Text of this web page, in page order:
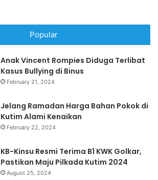
Popular
Anak Vincent Rompies Diduga Terlibat
Kasus Bullying di Binus
February 21, 2024
Jelang Ramadan Harga Bahan Pokok di
Kutim Alami Kenaikan
February 22, 2024
KB-Kinsu Resmi Terima B1 KWK Golkar,
Pastikan Maju Pilkada Kutim 2024
August 25, 2024